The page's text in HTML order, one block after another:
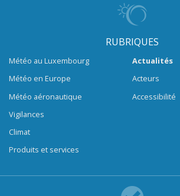
RUBRIQUES
Météo au Luxembourg
Météo en Europe
Météo aéronautique
Vigilances
Climat
Produits et services
Actualités
Acteurs
Accessibilité